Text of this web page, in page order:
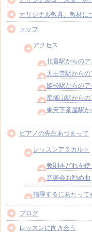
オリジナル教具、教材に
トップ
アクセス
北畠駅からの
天王寺駅から
姫松駅からの
帝塚山駅から
東天下茶屋駅
ピアノの先生あつまって
レッスンアラカルト
教則本どれを使
音楽会お勧め曲
指導するにあたって
ブログ
レッスンに向き合う